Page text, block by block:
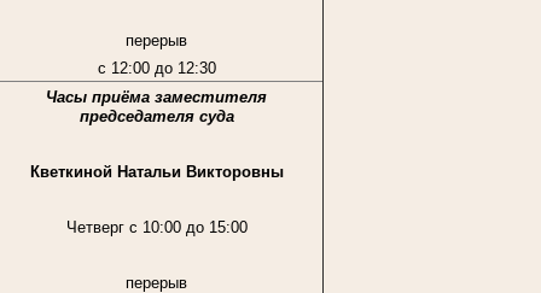
перерыв
с 12:00 до 12:30
Часы приёма заместителя
председателя суда
Кветкиной Натальи Викторовны
Четверг с 10:00 до 15:00
перерыв